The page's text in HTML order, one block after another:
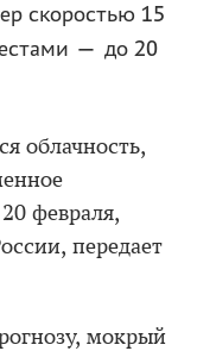
скоростью 15
— до 20
облачность,
февраля,
передает
мокрый